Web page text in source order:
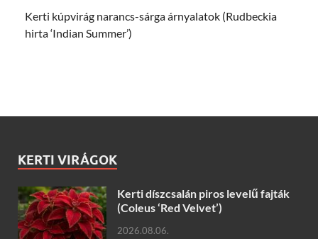
Kerti kúpvirág narancs-sárga árnyalatok (Rudbeckia
hirta ‘Indian Summer’)
KERTI VIRÁGOK
Kerti díszcsalán piros levelű fajták
(Coleus ‘Red Velvet’)
2026.08.06.